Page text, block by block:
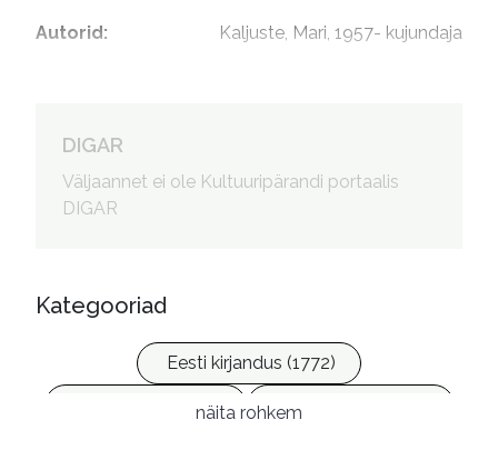
Autorid: Kaljuste, Mari, 1957- kujundaja
DIGAR
Väljaannet ei ole Kultuuripärandi portaalis
DIGAR
Kategooriad
Eesti kirjandus (1772)
Ilukirjandus (4255)
Vabakasutus (423)
näita rohkem